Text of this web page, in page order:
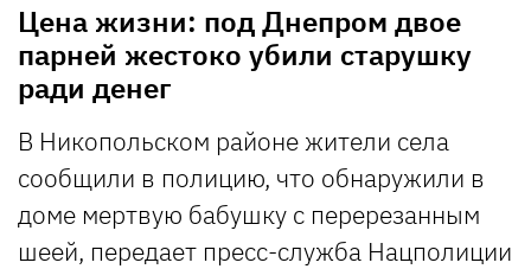
Цена жизни: под Днепром двое
парней жестоко убили старушку
ради денег
В Никопольском районе жители села
сообщили в полицию, что обнаружили в
доме мертвую бабушку с перерезанным
шеей, передает пресс-служба Нацполиции